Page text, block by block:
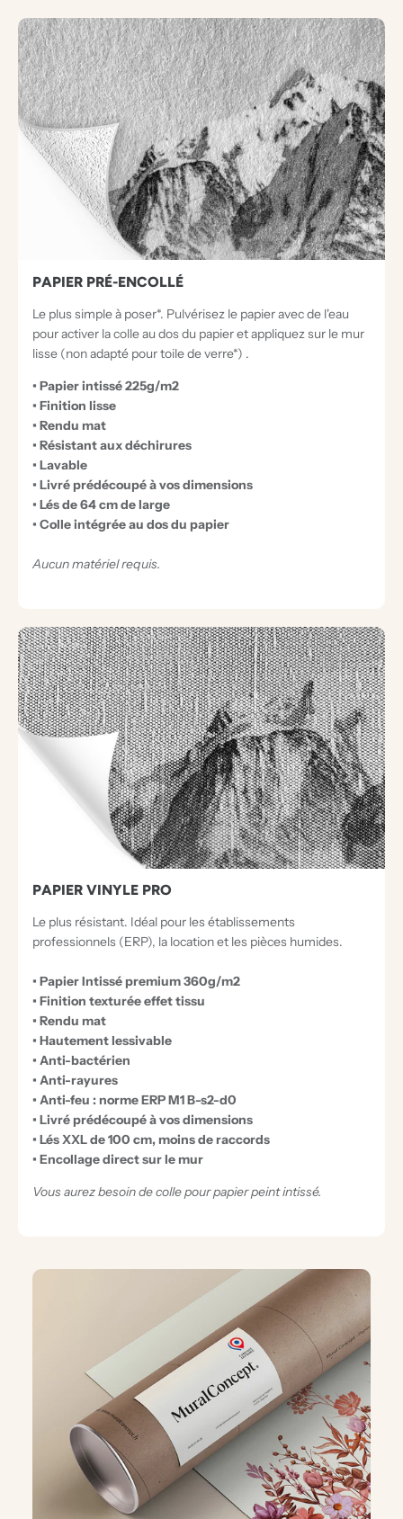
PAPIER PRÉ-ENCOLLÉ
Le plus simple à poser*. Pulvérisez le papier avec de l'eau
pour activer la colle au dos du papier et appliquez sur le mur
lisse (non adapté pour toile de verre*) .
• Papier intissé 225g/m2
• Finition lisse
• Rendu mat
• Résistant aux déchirures
• Lavable
• Livré prédécoupé à vos dimensions
• Lés de 64 cm de large
• Colle intégrée au dos du papier
Aucun matériel requis.
PAPIER VINYLE PRO
Le plus résistant. Idéal pour les établissements
professionnels (ERP), la location et les pièces humides.
• Papier Intissé premium 360g/m2
• Finition texturée effet tissu
• Rendu mat
• Hautement lessivable
• Anti-bactérien
• Anti-rayures
• Anti-feu : norme ERP M1 B-s2-d0
• Livré prédécoupé à vos dimensions
• Lés XXL de 100 cm, moins de raccords
• Encollage direct sur le mur
Vous aurez besoin de colle pour papier peint intissé.